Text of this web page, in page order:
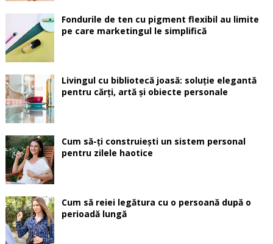
Fondurile de ten cu pigment flexibil au limite
pe care marketingul le simplifică
Livingul cu bibliotecă joasă: soluție elegantă
pentru cărți, artă și obiecte personale
Cum să-ți construiești un sistem personal
pentru zilele haotice
Cum să reiei legătura cu o persoană după o
perioadă lungă